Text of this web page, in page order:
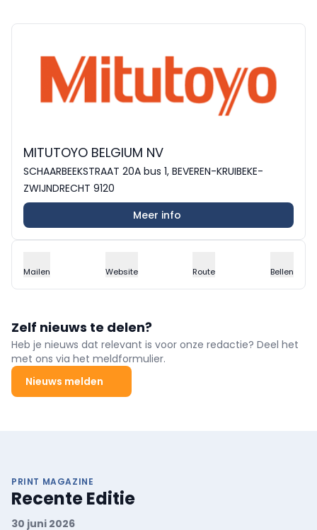
MITUTOYO BELGIUM NV
SCHAARBEEKSTRAAT 20A bus 1, BEVEREN-KRUIBEKE-
ZWIJNDRECHT 9120
Meer info
Mailen Website Route Bellen
Zelf nieuws te delen?
Heb je nieuws dat relevant is voor onze redactie? Deel het
met ons via het meldformulier.
Nieuws melden
PRINT MAGAZINE
Recente Editie
30 juni 2026